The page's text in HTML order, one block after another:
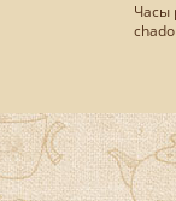
Часы